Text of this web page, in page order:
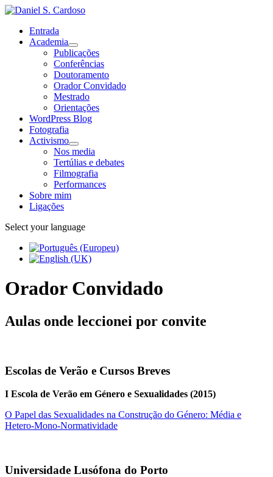
Entrada
Academia
Publicações
Conferências
Doutoramento
Orador Convidado
Mestrado
Orientações
WordPress Blog
Fotografia
Activismo
Nos media
Tertúlias e debates
Filmografia
Performances
Sobre mim
Ligações
Select your language
Orador Convidado
Aulas onde leccionei por convite
Escolas de Verão e Cursos Breves
I Escola de Verão em Género e Sexualidades (2015)
O Papel das Sexualidades na Construção do Género: Média e
Hetero-Mono-Normatividade
Universidade Lusófona do Porto